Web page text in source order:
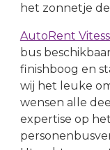
het zonnetje
AutoRent
bus
finishboog en
wij het leuke
wensen alle
expertise op